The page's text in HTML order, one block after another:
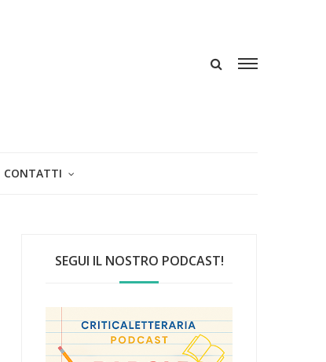
CONTATTI
SEGUI IL NOSTRO PODCAST!